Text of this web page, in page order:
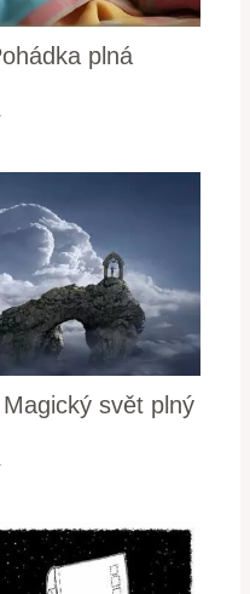
plná
svět plný